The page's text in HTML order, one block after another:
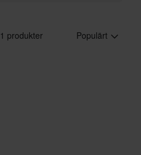
1 produkter Populärt